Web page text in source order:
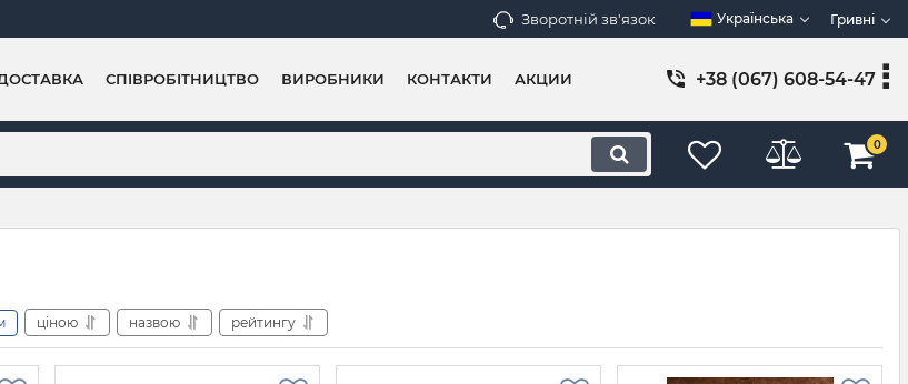
Зворотній зв'язок Українська Гривні
СПІВРОБІТНИЦТВО ВИРОБНИКИ КОНТАКТИ АКЦИИ +38 (067) 608-54-47
0
ціною назвою рейтингу